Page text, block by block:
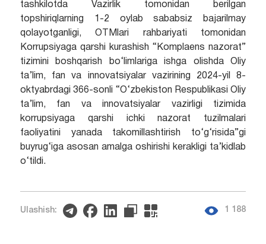
tashkilotda Vazirlik tomonidan berilgan
topshiriqlarning 1-2 oylab sababsiz bajarilmay
qolayotganligi, OTMlari rahbariyati tomonidan
Korrupsiyaga qarshi kurashish “Komplaens nazorat”
tizimini boshqarish bo‘limlariga ishga olishda Oliy
ta’lim, fan va innovatsiyalar vazirining 2024-yil 8-
oktyabrdagi 366-sonli “O‘zbekiston Respublikasi Oliy
ta’lim, fan va innovatsiyalar vazirligi tizimida
korrupsiyaga qarshi ichki nazorat tuzilmalari
faoliyatini yanada takomillashtirish to‘g‘risida”gi
buyrug‘iga asosan amalga oshirishi kerakligi ta’kidlab
o‘tildi.
Ulashish: 1 188